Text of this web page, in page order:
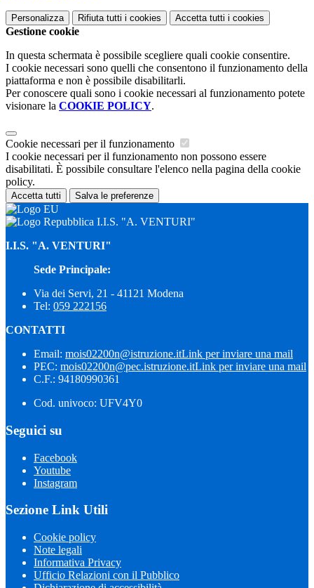
Personalizza Rifiuta tutti i cookies Accetta tutti i cookies
Gestione cookie
In questa schermata è possibile scegliere quali cookie consentire.
I cookie necessari sono quelli che consentono il funzionamento della
piattaforma e non è possibile disabilitarli.
Per conoscere quali sono i cookie necessari al funzionamento potete
visionare la COOKIE POLICY.
Cookie necessari per il funzionamento
I cookie necessari per il funzionamento non possono essere
disabilitati. È possibile consultare l'elenco nella pagina della cookie
policy.
Accetta tutti Salva le preferenze
I.I.S. "A. VENTURI"
I.I.S. "A. VENTURI"
Sede Principale:
Via dei Servi, 21 - 41121 Modena
Tel: 059 222156
CONTATTI
Email: mois02200n@istruzione.itLink per inviare una mail
PEC: mois02200n@pec.istruzione.itLink per inviare una mail
C.F.: 94180990361
Cod. univoco: UFV4Y0
Seguici su
Facebook
Youtube
Instagram
Sezione Link Utili
Cookie policy
Note legali
Informativa Privacy
Ufficio Relazioni con il Pubblico